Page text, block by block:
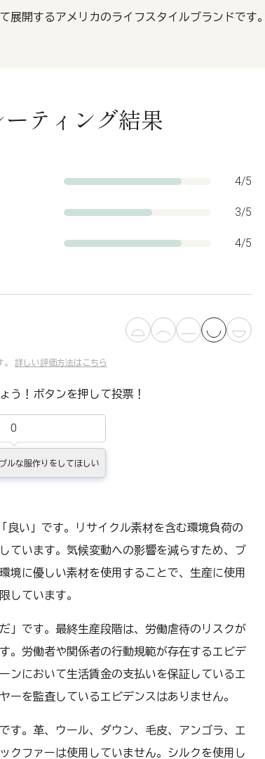
展開するアメリカのライフスタイルブランドです。
ティング結果
4/5
3/5
4/5
。 詳しい評価方法はこちら
う！ボタンを押して投票！
0
ルな服作りをしてほしい
良い」です。リサイクル素材を含む環境負荷の
ています。気候変動への影響を減らすため、ブ
境に優しい素材を使用することで、生産に使用
しています。
」です。最終生産段階は、労働虐待のリスクが
。労働者や関係者の行動規範が存在するエビデ
ンにおいて生活賃金の支払いを保証しているエ
ーを監査しているエビデンスはありません。
す。革、ウール、ダウン、毛皮、アンゴラ、エ
クファーは使用していません。シルクを使用し